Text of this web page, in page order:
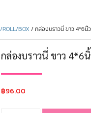
BOX / กล่องบราวนี่ ขาว 4*6
กล่องบราวนี่ ขาว 4*6
฿96.00